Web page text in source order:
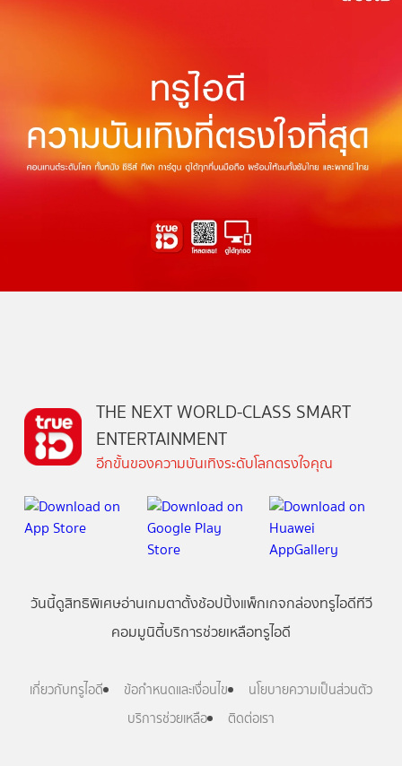
THE NEXT WORLD-CLASS SMART
ENTERTAINMENT
อีกขั้นของความบันเทิงระดับโลกตรงใจคุณ
วันนี้ดูสิทธิพิเศษอ่านเกมตาตั้งช้อปปิ้งแพ็กเกจกล่องทรูไอดีทีวี
คอมมูนิตี้บริการช่วยเหลือทรูไอดี
เกี่ยวกับทรูไอดี ข้อกำหนดและเงื่อนไข
นโยบายความเป็นส่วนตัว
บริการช่วยเหลือ
ติดต่อเรา